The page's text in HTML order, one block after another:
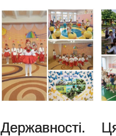
Державності.